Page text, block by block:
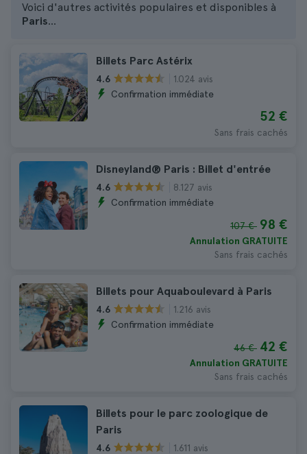
Voici d'autres activités populaires et disponibles à
Paris...
Billets Parc Astérix
4.6
1.024 avis
Confirmation immédiate
52 €
Sans frais cachés
Disneyland® Paris : Billet d'entrée
4.6
8.127 avis
Confirmation immédiate
107 € 98 €
Annulation GRATUITE
Sans frais cachés
Billets pour Aquaboulevard à Paris
4.6
1.216 avis
Confirmation immédiate
46 € 42 €
Annulation GRATUITE
Sans frais cachés
Billets pour le parc zoologique de
Paris
4.6
1.611 avis